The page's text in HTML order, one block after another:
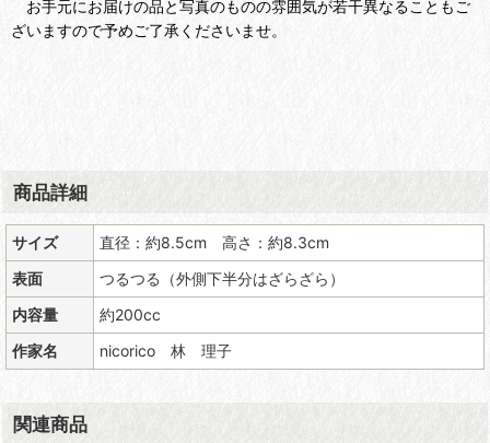
お手元にお届けの品と写真のものの雰囲気が若干異なることもご
ざいますので予めご了承くださいませ。
商品詳細
サイズ
直径：約8.5cm 高さ：約8.3cm
表面
つるつる（外側下半分はざらざら）
内容量
約200cc
作家名
nicorico 林 理子
関連商品